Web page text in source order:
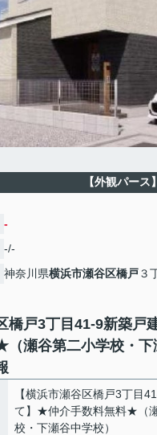
【外観パース】
-
-/-
神奈川県横浜市瀬谷区橋戸３
橋戸3丁目41-9新築
瀬谷第二小学校・下
【横浜市瀬谷区橋戸3丁目
て】★仲介手数料無料★（
校・下瀬谷中学校）